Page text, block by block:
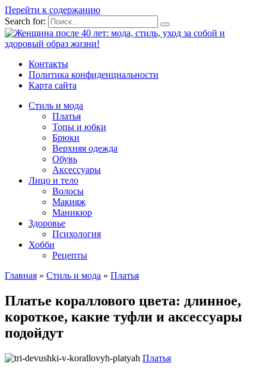
Перейти к содержанию
Search for:
Контакты
Политика конфиденциальности
Карта сайта
Стиль и мода
Платья
Топы и юбки
Брюки
Верхняя одежда
Обувь
Аксессуары
Лицо и тело
Волосы
Макияж
Маникюр
Здоровье
Психология
Хобби
Рецепты
Главная » Стиль и мода » Платья
Платье кораллового цвета: длинное,
короткое, какие туфли и аксессуары
подойдут
Платья